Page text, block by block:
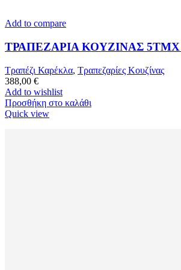
Add to compare
ΤΡΑΠΕΖΑΡΙΑ ΚΟΥΖΙΝΑΣ 5ΤΜΧ
Τραπέζι Καρέκλα, Τραπεζαρίες Κουζίνας
388,00 €
Add to wishlist
Προσθήκη στο καλάθι
Quick view